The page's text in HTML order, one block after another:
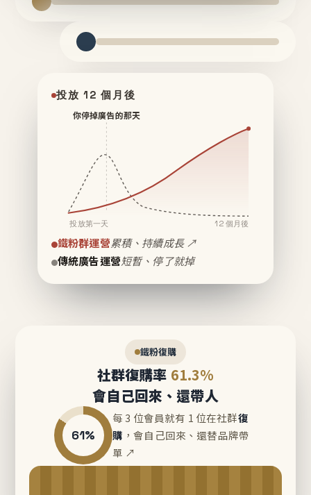
投放 12 個月後
你停掉廣告的那天
投放第一天 12 個月後
鐵粉群運營累積、持續成長 ↗
傳統廣告運營短暫、停了就掉
鐵粉復購
社群復購率 61.3%
會自己回來、還帶人
61%
每 3 位會員就有 1 位在社群復
購 ，會自己回來、還替品牌帶
單 ↗